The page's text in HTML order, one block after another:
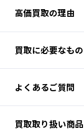
高価買取の理由
買取に必要なもの
よくあるご質問
買取取り扱い商品